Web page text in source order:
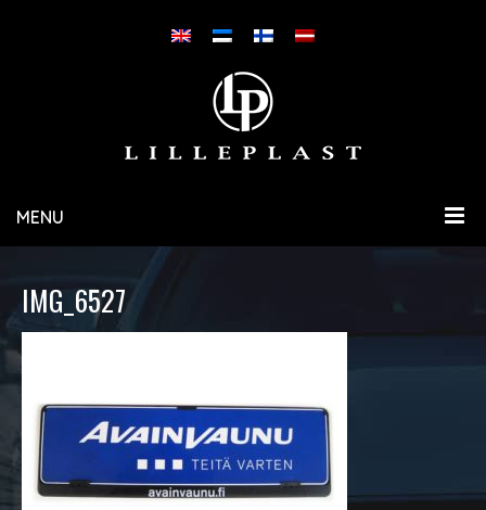
MENU
IMG_6527